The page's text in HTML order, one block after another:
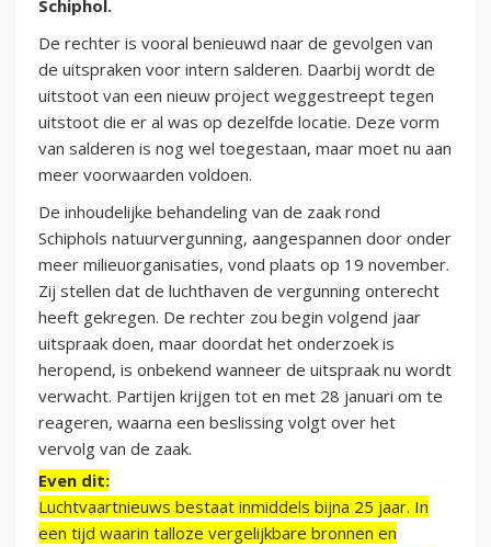
Schiphol.
De rechter is vooral benieuwd naar de gevolgen van
de uitspraken voor intern salderen. Daarbij wordt de
uitstoot van een nieuw project weggestreept tegen
uitstoot die er al was op dezelfde locatie. Deze vorm
van salderen is nog wel toegestaan, maar moet nu aan
meer voorwaarden voldoen.
De inhoudelijke behandeling van de zaak rond
Schiphols natuurvergunning, aangespannen door onder
meer milieuorganisaties, vond plaats op 19 november.
Zij stellen dat de luchthaven de vergunning onterecht
heeft gekregen. De rechter zou begin volgend jaar
uitspraak doen, maar doordat het onderzoek is
heropend, is onbekend wanneer de uitspraak nu wordt
verwacht. Partijen krijgen tot en met 28 januari om te
reageren, waarna een beslissing volgt over het
vervolg van de zaak.
Even dit:
Luchtvaartnieuws bestaat inmiddels bijna 25 jaar. In
een tijd waarin talloze vergelijkbare bronnen en